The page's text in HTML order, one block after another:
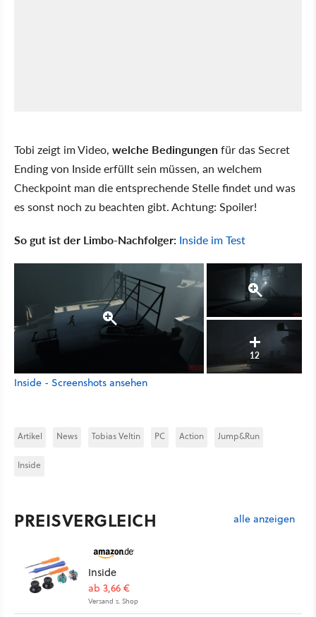
Tobi zeigt im Video, welche Bedingungenfür das Secret
Ending von Inside erfüllt sein müssen, an welchem
Checkpoint man die entsprechende Stelle findet und was
es sonst noch zu beachten gibt. Achtung: Spoiler!
So gut ist der Limbo-Nachfolger: Inside im Test
12
Inside - Screenshots ansehen
Artikel News Tobias Veltin PC Action Jump&Run
Inside
PREISVERGLEICH alle anzeigen
Inside
ab 3,66 €
Versand s. Shop